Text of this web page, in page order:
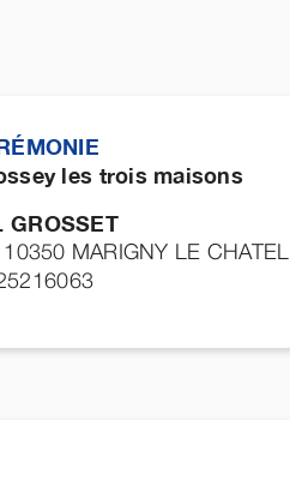
les trois maisons
GROSSET
MARIGNY LE CHATEL